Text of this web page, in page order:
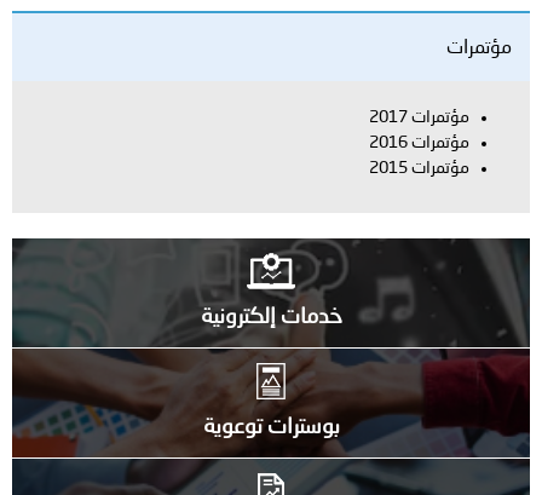
خدمات إلكترونية
بوسترات توعوية